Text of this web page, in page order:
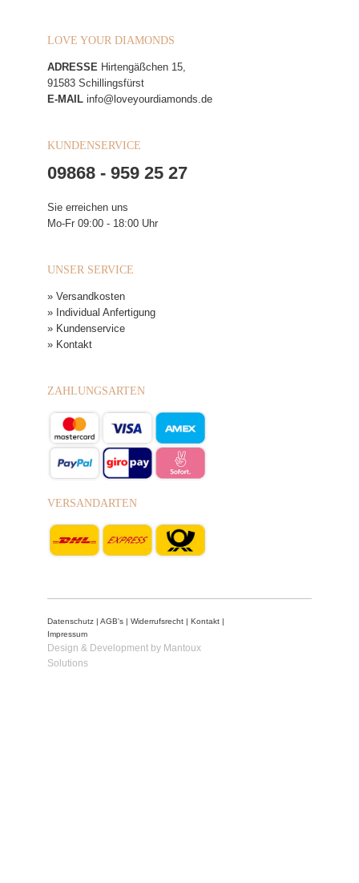
LOVE YOUR DIAMONDS
ADRESSE Hirtengäßchen 15,
91583 Schillingsfürst
E-MAIL info@loveyourdiamonds.de
KUNDENSERVICE
09868 - 959 25 27
Sie erreichen uns
Mo-Fr 09:00 - 18:00 Uhr
UNSER SERVICE
» Versandkosten
» Individual Anfertigung
» Kundenservice
» Kontakt
ZAHLUNGSARTEN
VERSANDARTEN
Datenschutz AGB's Widerrufsrecht Kontakt
Impressum
Design & Development by Mantoux
Solutions